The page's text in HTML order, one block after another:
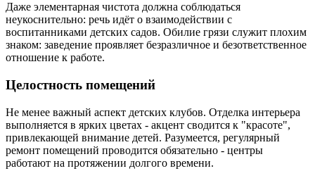
Даже элементарная чистота должна соблюдаться
неукоснительно: речь идёт о взаимодействии с
воспитанниками детских садов. Обилие грязи служит плохим
знаком: заведение проявляет безразличное и безответственное
отношение к работе.
Целостность помещений
Не менее важный аспект детских клубов. Отделка интерьера
выполняется в ярких цветах - акцент сводится к "красоте",
привлекающей внимание детей. Разумеется, регулярный
ремонт помещений проводится обязательно - центры
работают на протяжении долгого времени.